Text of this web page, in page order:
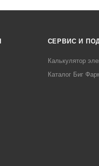
СЕРВИС И
Калькулятор
Каталог Биг